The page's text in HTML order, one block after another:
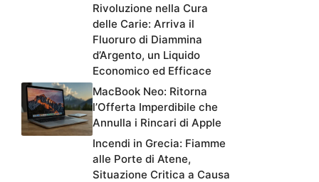
Rivoluzione nella Cura
delle Carie: Arriva il
Fluoruro di Diammina
d’Argento, un Liquido
Economico ed Efficace
MacBook Neo: Ritorna
l’Offerta Imperdibile che
Annulla i Rincari di Apple
Incendi in Grecia: Fiamme
alle Porte di Atene,
Situazione Critica a Causa